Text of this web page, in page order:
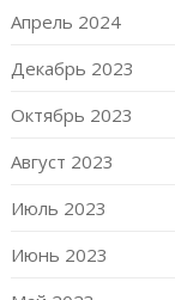
Апрель 2024
Декабрь 2023
Октябрь 2023
Август 2023
Июль 2023
Июнь 2023